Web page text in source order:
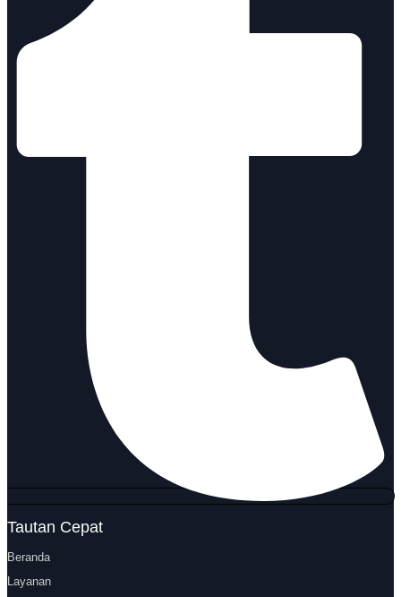
Tautan Cepat
Beranda
Layanan